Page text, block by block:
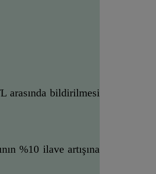
arasında bildirilmesi
%10 ilave artışına